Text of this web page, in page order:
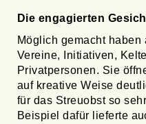
Die engagierten
Möglich gemacht
Vereine, Initiativen,
Privatpersonen. Sie
auf kreative Weise
für das Streuobst so
Beispiel dafür lieferte